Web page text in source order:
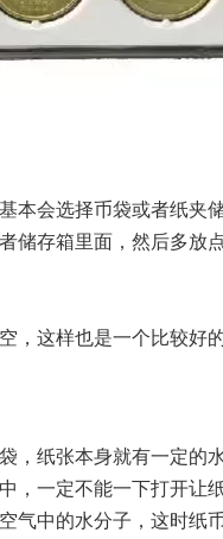
本会选择币袋或者纸夹
储存箱里面，然后多放
这样也是一个比较好的
纸张本身就有一定的
，一定不能一下打开让
气中的水分子，这时纸